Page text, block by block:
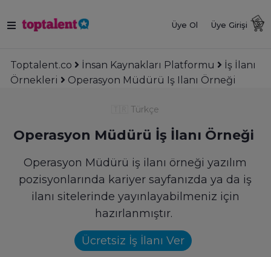
Üye Ol Üye Girişi
Toptalent.co İnsan Kaynakları Platformu
İş İlanı
Örnekleri
Operasyon Müdürü Iş Ilanı Örneği
Türkçe
Operasyon Müdürü İş İlanı Örneği
Operasyon Müdürü iş ilanı örneği yazılım
pozisyonlarında kariyer sayfanızda ya da iş
ilanı sitelerinde yayınlayabilmeniz için
hazırlanmıştır.
Ücretsiz İş İlanı Ver